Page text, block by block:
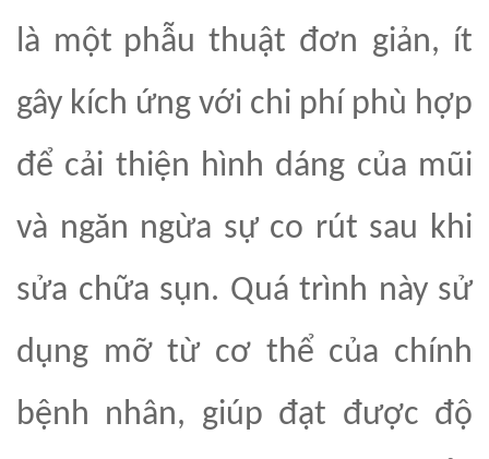
là một phẫu thuật đơn giản, ít
gây kích ứng với chi phí phù hợp
để cải thiện hình dáng của mũi
và ngăn ngừa sự co rút sau khi
sửa chữa sụn. Quá trình này sử
dụng mỡ từ cơ thể của chính
bệnh nhân, giúp đạt được độ